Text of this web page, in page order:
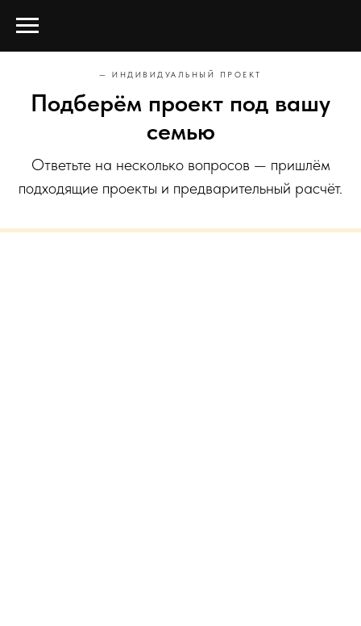
— ИНДИВИДУАЛЬНЫЙ ПРОЕКТ
Подберём проект под вашу
семью
Ответьте на несколько вопросов — пришлём
подходящие проекты и предварительный расчёт.